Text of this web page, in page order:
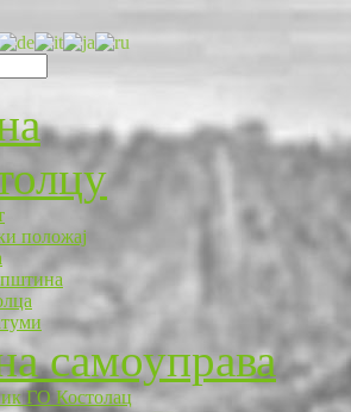
положај
самоуправа
ГО Костолац